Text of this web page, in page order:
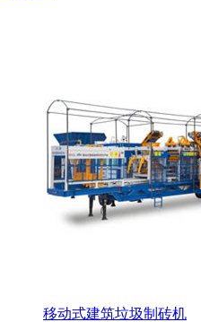
移动式建筑垃圾制砖机